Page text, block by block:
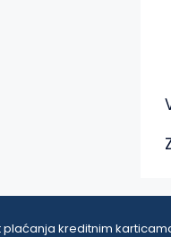
plaćanja kreditnim